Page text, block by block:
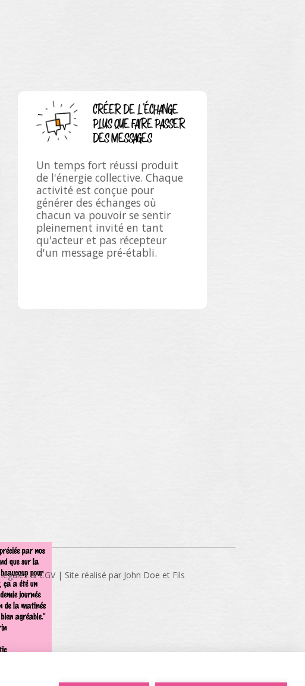
CRÉER DE L'ÉCHANGE
PLUS QUE FAIRE PASSER
DES MESSAGES
Un temps fort réussi produit
de l'énergie collective. Chaque
activité est conçue pour
générer des échanges où
chacun va pouvoir se sentir
pleinement invité en tant
qu'acteur et pas récepteur
d'un message pré-établi.
& CGV Site réalisé par John Doe et Fils